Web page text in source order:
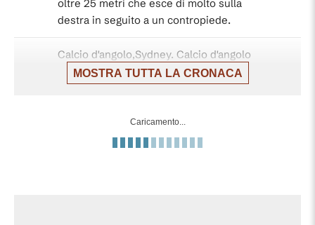
oltre 25 metri che esce di molto sulla
destra in seguito a un contropiede.
Calcio d'angolo,Sydney. Calcio d'angolo
causato da Matthew Sheridan
(Wellington Phoenix).
Fuorigioco. Ben Garuccio(Sydney) prova
il lancio lungo, ma Rhyan Grant e' colto in
MOSTRA TUTTA LA CRONACA
Caricamento...